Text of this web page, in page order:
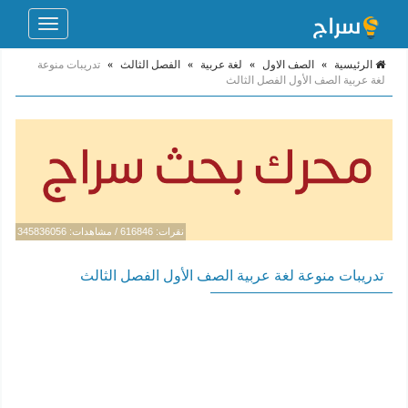
Toggle
الرئيسية » الصف الاول » لغة عربية » الفصل الثالث » تدريبات منوعة
لغة عربية الصف الأول الفصل الثالث
نقرات: 616846 / مشاهدات: 345836056
تدريبات منوعة لغة عربية الصف الأول الفصل الثالث